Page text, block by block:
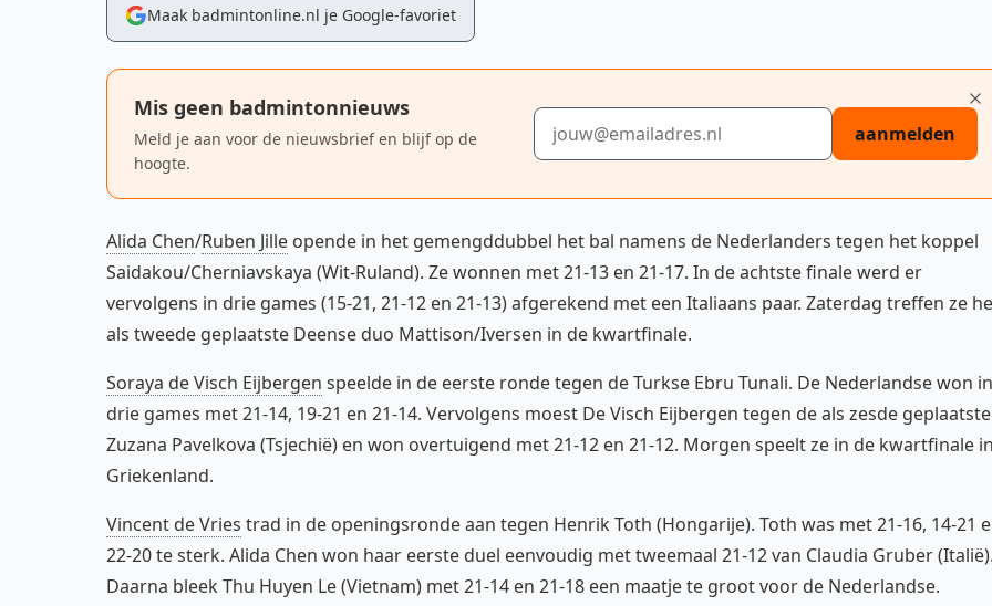
Maak badmintonline.nl je Google-favoriet
Mis geen badmintonnieuws
Meld je aan voor de nieuwsbrief en blijf op de
hoogte.
E-mailadres
aanmelden
Alida Chen/Ruben Jille opende in het gemengddubbel het bal namens de Nederlanders tegen het koppel
Saidakou/Cherniavskaya (Wit-Ruland). Ze wonnen met 21-13 en 21-17. In de achtste finale werd er
vervolgens in drie games (15-21, 21-12 en 21-13) afgerekend met een Italiaans paar. Zaterdag treffen ze
als tweede geplaatste Deense duo Mattison/Iversen in de kwartfinale.
Soraya de Visch Eijbergen speelde in de eerste ronde tegen de Turkse Ebru Tunali. De Nederlandse won in
drie games met 21-14, 19-21 en 21-14. Vervolgens moest De Visch Eijbergen tegen de als zesde geplaatste
Zuzana Pavelkova (Tsjechië) en won overtuigend met 21-12 en 21-12. Morgen speelt ze in de kwartfinale in
Griekenland.
Vincent de Vries trad in de openingsronde aan tegen Henrik Toth (Hongarije). Toth was met 21-16, 14-21
22-20 te sterk. Alida Chen won haar eerste duel eenvoudig met tweemaal 21-12 van Claudia Gruber (Italië).
Daarna bleek Thu Huyen Le (Vietnam) met 21-14 en 21-18 een maatje te groot voor de Nederlandse.